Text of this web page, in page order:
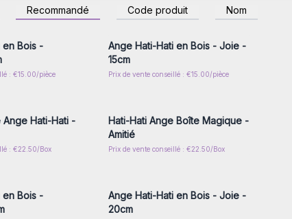
Recommandé Code produit Nom
ou inscrivez-
aux prix de
en Bois -
: €15.00/pièce
Connectez-vous ou inscrivez-
vous pour accéder aux prix de
gros
Ange Hati-Hati en Bois - Joie -
15cm
Prix de vente conseillé : €15.00/pièce
ou inscrivez-
Hati-Hati -
: €22.50/Box
Connectez-vous ou inscrivez-
Hati-Hati Ange Boîte Magique -
Amitié
Prix de vente conseillé : €22.50/Box
ou inscrivez-
en Bois -
Connectez-vous ou inscrivez-
Ange Hati-Hati en Bois - Joie -
20cm